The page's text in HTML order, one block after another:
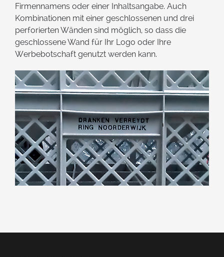
Firmennamens oder einer Inhaltsangabe. Auch
Kombinationen mit einer geschlossenen und drei
perforierten Wänden sind möglich, so dass die
geschlossene Wand für Ihr Logo oder Ihre
Werbebotschaft genutzt werden kann.